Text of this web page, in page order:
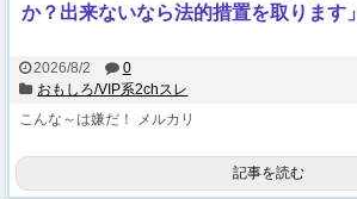
か？出来ないなら法的措置を取ります」
2026/8/2
0
おもしろ/VIP系2chスレ
こんな～は嫌だ！
メルカリ
記事を読む